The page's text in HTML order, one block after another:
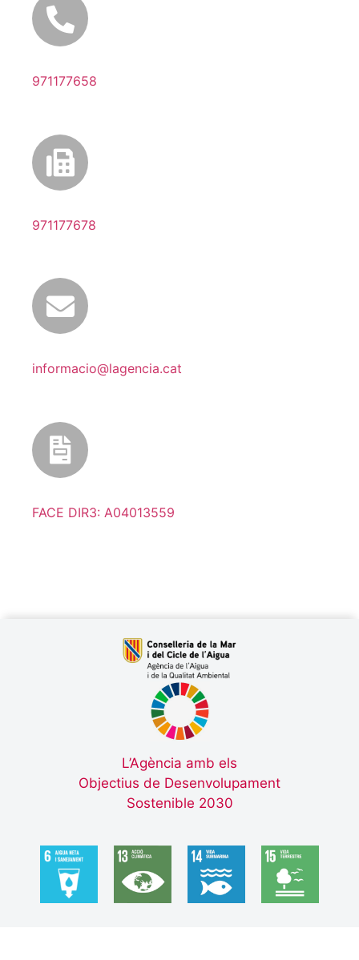
971177658
971177678
informacio@lagencia.cat
FACE DIR3: A04013559
L’Agència amb els
Objectius de Desenvolupament
Sostenible 2030